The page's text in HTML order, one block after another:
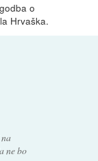
o
Hrvaška.
ne bo